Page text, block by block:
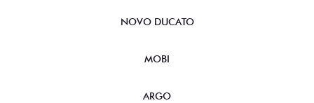
NOVO DUCATO
MOBI
ARGO